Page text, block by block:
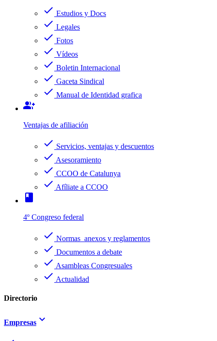
check Estudios y Docs
check Legales
check Fotos
check Vídeos
check Boletin Internacional
check Gaceta Sindical
check Manual de Identidad grafica
group_add
Ventajas de afiliación
check Servicios, ventajas y descuentos
check Asesoramiento
check CCOO de Catalunya
check Afíliate a CCOO
book
4º Congreso federal
check Normas anexos y reglamentos
check Documentos a debate
check Asambleas Congresuales
check Actualidad
Directorio
Empresas keyboard_arrow_down